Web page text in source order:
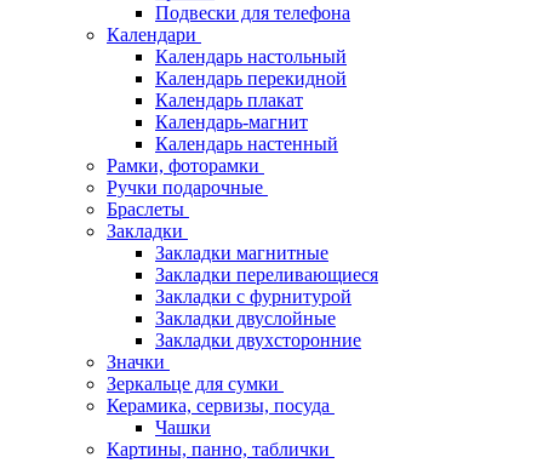
Подвески для телефона
Календари
Календарь настольный
Календарь перекидной
Календарь плакат
Календарь-магнит
Календарь настенный
Рамки, фоторамки
Ручки подарочные
Браслеты
Закладки
Закладки магнитные
Закладки переливающиеся
Закладки с фурнитурой
Закладки двуслойные
Закладки двухсторонние
Значки
Зеркальце для сумки
Керамика, сервизы, посуда
Чашки
Картины, панно, таблички